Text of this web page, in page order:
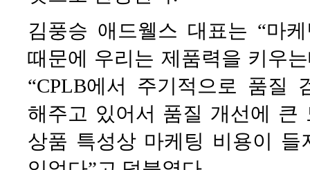
김풍승 애드웰스 대표는 “마
때문에 우리는 제품력을 키우
“CPLB에서 주기적으로 품질
해주고 있어서 품질 개선에 큰
상품 특성상 마케팅 비용이